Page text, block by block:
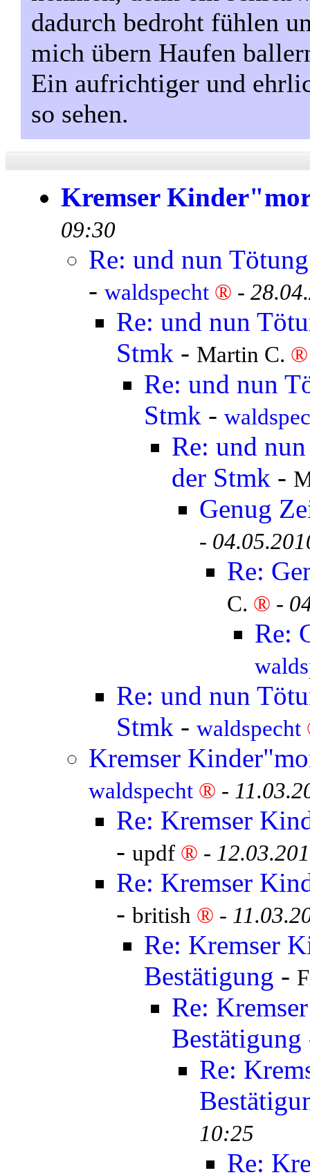
dadurch bedroht fühlen
mich übern Haufen
Ein aufrichtiger und
so sehen.
Kremser
09:30
Re: und nun
- waldspecht ® -
Re: und nun
Stmk - Martin C. ®
Re: und nun
Stmk -
Re: und
der Stmk -
Genug
-
Re:
C. ® -
Re:
Re: und nun
Stmk - waldspecht
Kremser
waldspecht ® -
Re: Kremser
- updf ® -
Re: Kremser
- british ® -
Re: Kremser
Bestätigung -
Re:
Bestätigung
Re:
10:25
Re: